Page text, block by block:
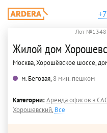
Лот
Жилой дом
Москва, Хорошёвское шоссе,
м. Беговая,8 мин. пешком
Категории:Аренда офисов в
Хорошевский,Все